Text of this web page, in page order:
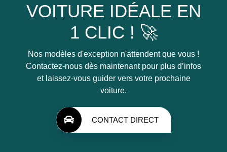
VOITURE IDÉALE EN
1 CLIC ! 🚀
Nos modèles d'exception n'attendent que vous !
Contactez-nous dès maintenant pour plus d’infos
et laissez-vous guider vers votre prochaine
voiture.
CONTACT DIRECT